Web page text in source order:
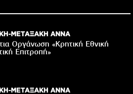
ΜΕΤΑΞΑΚΗ ΑΝΝΑ
Οργάνωση «Κρητική Εθνική
Eπιτροπή»
ΜΕΤΑΞΑΚΗ ΑΝΝΑ